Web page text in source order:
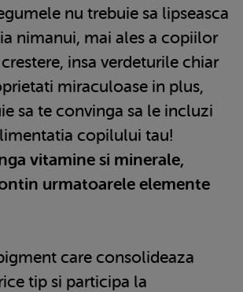
nu trebuie sa lipseasca
nimanui, mai ales a copiilor
insa verdeturile chiar
miraculoase in plus,
sa te convinga sa le incluzi
copilului tau!
vitamine si minerale,
urmatoarele elemente
care consolideaza
tip si participa la